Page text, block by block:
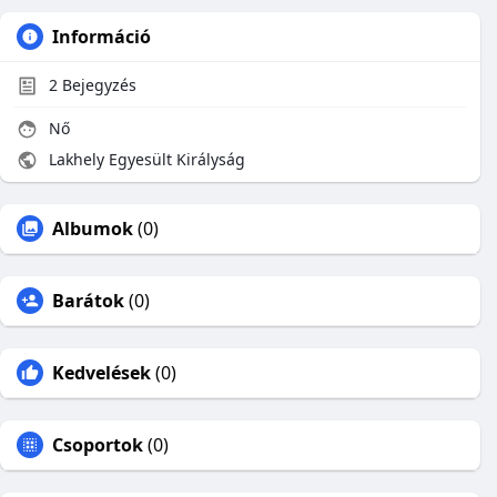
Információ
2 Bejegyzés
Nő
Lakhely Egyesült Királyság
Albumok(0)
Barátok(0)
Kedvelések(0)
Csoportok(0)